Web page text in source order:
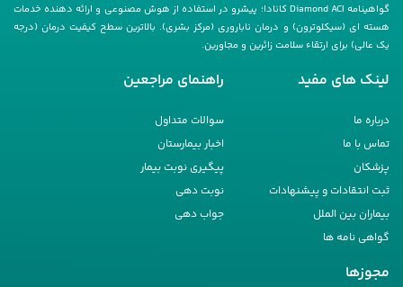
گواهینامه Diamond ACI کانادا؛ پیشرو در استفاده از هوش مصنوعی و ارائه دهنده خدمات
هسته ای (سیکلوترون) و درمان ناباروری (مرکز بشری). بالاترین سطح کیفیت درمان (درجه
یک عالی) برای ارتقاء سلامت زائرین و مجاورین.
لینک های مفید
درباره ما
تماس با ما
پزشکان
ثبت انتقادات و پیشنهادات
بیماران بین الملل
گواهی نامه ها
راهنمای مراجعین
سوالات متداول
اخبار بیمارستان
پیگیری نوبت بیمار
نوبت دهی
جواب دهی
مجوزها